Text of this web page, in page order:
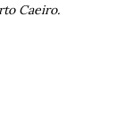
Caeiro.